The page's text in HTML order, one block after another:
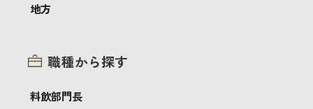
地方
職種から探す
料飲部門長